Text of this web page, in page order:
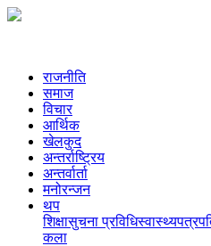
राजनीति
समाज
विचार
आर्थिक
खेलकुद
अन्तर्राष्ट्रिय
अन्तर्वार्ता
मनोरन्जन
थप
शिक्षासुचना प्रविधिस्वास्थ्य
कला